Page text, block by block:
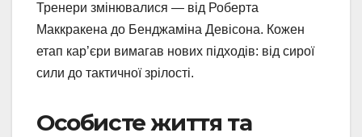
Тренери змінювалися — від Роберта
Маккракена до Бенджаміна Девісона. Кожен
етап кар’єри вимагав нових підходів: від сирої
сили до тактичної зрілості.
Особисте життя та